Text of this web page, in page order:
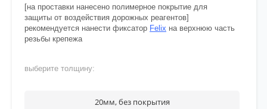
[на проставки нанесено полимерное покрытие для
защиты от воздействия дорожных реагентов]
рекомендуется нанести фиксатор Felix на верхнюю часть
резьбы крепежа
выберите толщину:
20мм, без покрытия